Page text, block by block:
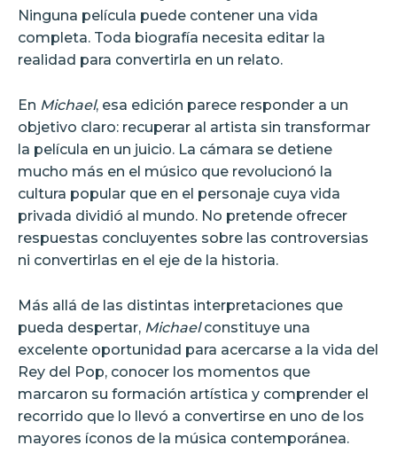
Ninguna película puede contener una vida
completa. Toda biografía necesita editar la
realidad para convertirla en un relato.
En Michael, esa edición parece responder a un
objetivo claro: recuperar al artista sin transformar
la película en un juicio. La cámara se detiene
mucho más en el músico que revolucionó la
cultura popular que en el personaje cuya vida
privada dividió al mundo. No pretende ofrecer
respuestas concluyentes sobre las controversias
ni convertirlas en el eje de la historia.
Más allá de las distintas interpretaciones que
pueda despertar, Michaelconstituye una
excelente oportunidad para acercarse a la vida del
Rey del Pop, conocer los momentos que
marcaron su formación artística y comprender el
recorrido que lo llevó a convertirse en uno de los
mayores íconos de la música contemporánea.